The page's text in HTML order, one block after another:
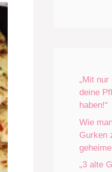
„Mit nur
deine
haben!“
Wie
Gurken
„3 alte